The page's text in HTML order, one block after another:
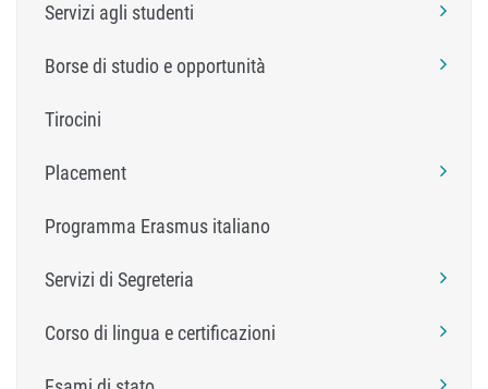
Servizi agli studenti
Borse di studio e opportunità
Tirocini
Placement
Programma Erasmus italiano
Servizi di Segreteria
Corso di lingua e certificazioni